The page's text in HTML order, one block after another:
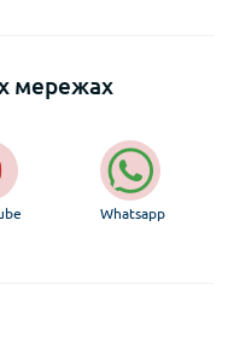
мережах
Whatsapp